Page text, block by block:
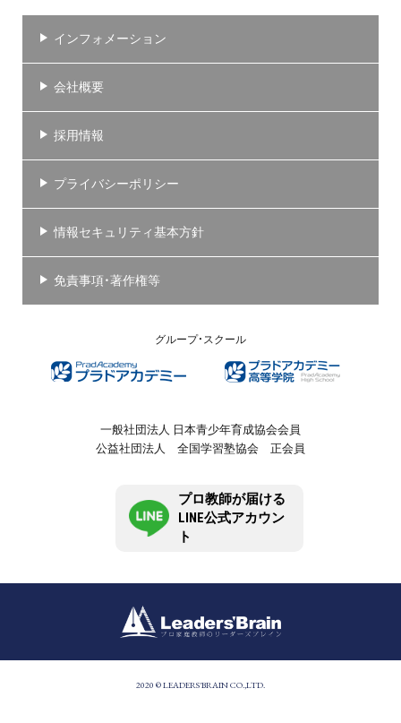
インフォメーション
会社概要
採用情報
プライバシーポリシー
情報セキュリティ基本方針
免責事項・著作権等
グループ・スクール
一般社団法人 日本青少年育成協会会員
公益社団法人 全国学習塾協会 正会員
プロ教師が届ける
LINE公式アカウン
ト
2020 © LEADERS'BRAIN CO.,LTD.